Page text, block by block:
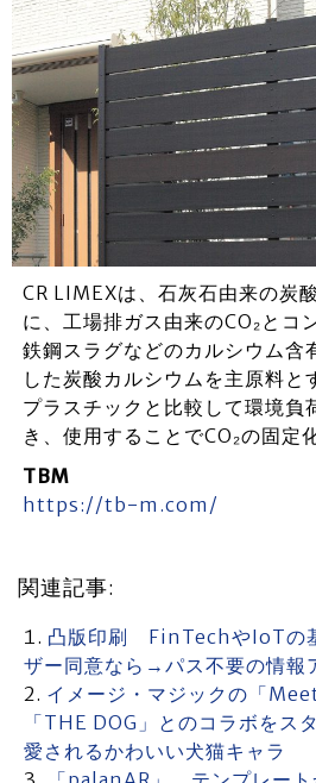
CR LIMEXは、石灰石由来の炭
に、工場排ガス由来のCO₂とコ
鉄鋼スラグなどのカルシウム含
した炭酸カルシウムを主原料と
プラスチックと比較して環境負
き、使用することでCO₂の固定
TBM
https://tb-m.com/
関連記事:
凸版印刷 FinTechやIoTの
ザー同意なら→パス不要の情報
イメージ・マジックの「
「THE DOG」とのコラボを
愛されるかわいい犬猫キャラ